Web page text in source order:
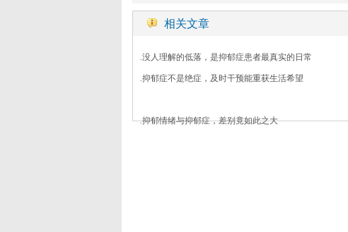
相关文章
.没人理解的低落，是抑郁症患者最真实的日常
.抑郁症不是绝症，及时干预能重获生活希望
.抑郁情绪与抑郁症，差别竟如此之大